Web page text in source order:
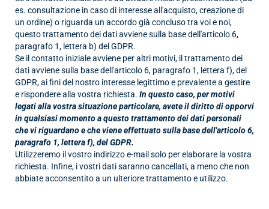
es. consultazione in caso di interesse all'acquisto, creazione di
un ordine) o riguarda un accordo già concluso tra voi e noi,
questo trattamento dei dati avviene sulla base dell'articolo 6,
paragrafo 1, lettera b) del GDPR.
Se il contatto iniziale avviene per altri motivi, il trattamento dei
dati avviene sulla base dell'articolo 6, paragrafo 1, lettera f), del
GDPR, ai fini del nostro interesse legittimo e prevalente a gestire
e rispondere alla vostra richiesta. In questo caso, per motivi
legati alla vostra situazione particolare, avete il diritto di opporvi
in qualsiasi momento a questo trattamento dei dati personali
che vi riguardano e che viene effettuato sulla base dell'articolo 6,
paragrafo 1, lettera f), del GDPR.
Utilizzeremo il vostro indirizzo e-mail solo per elaborare la vostra
richiesta. Infine, i vostri dati saranno cancellati, a meno che non
abbiate acconsentito a un ulteriore trattamento e utilizzo.